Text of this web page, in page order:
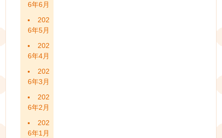
6年6月
202
6年5月
202
6年4月
202
6年3月
202
6年2月
202
6年1月